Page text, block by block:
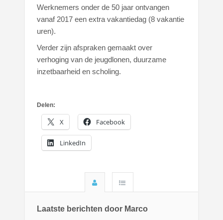
Werknemers onder de 50 jaar ontvangen
vanaf 2017 een extra vakantiedag (8 vakantie
uren).
Verder zijn afspraken gemaakt over
verhoging van de jeugdlonen, duurzame
inzetbaarheid en scholing.
Delen:
X Facebook
LinkedIn
Laatste berichten door Marco